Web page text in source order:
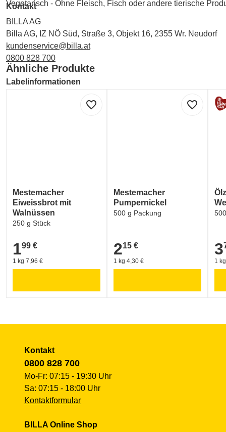
Kontakt
BILLA AG
Billa AG, IZ NÖ Süd, Straße 3, Objekt 16, 2355 Wr. Neudorf
kundenservice@billa.at
0800 828 700
Labelinformationen
GREEN DOT - ARA (Verpackungskennzeichen)
Vegetarisch - Ohne Fleisch, Fisch oder andere tierische
Ähnliche Produkte
favorite_border
Mestemacher
Eiweissbrot mit
Walnüssen
250 g Stück
1,99 €
199 €
1 kg 7,96 €
favorite_border
Mestemacher
Pumpernickel
500 g Packung
2,15 €
215 €
1 kg 4,30 €
3
1
Kontakt
0800 828 700
Mo-Fr: 07:15 - 19:30 Uhr
Sa: 07:15 - 18:00 Uhr
Kontaktformular
BILLA Online Shop